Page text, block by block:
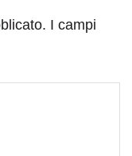
I campi